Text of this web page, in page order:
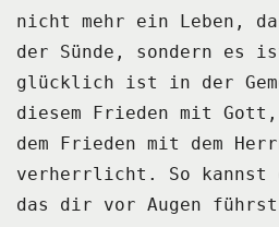
nicht mehr ein Leben,
der Sünde,
sondern es
glücklich ist in der
diesem Frieden mit Gott,
dem Frieden mit dem
verherrlicht.
So kannst
das dir vor Augen